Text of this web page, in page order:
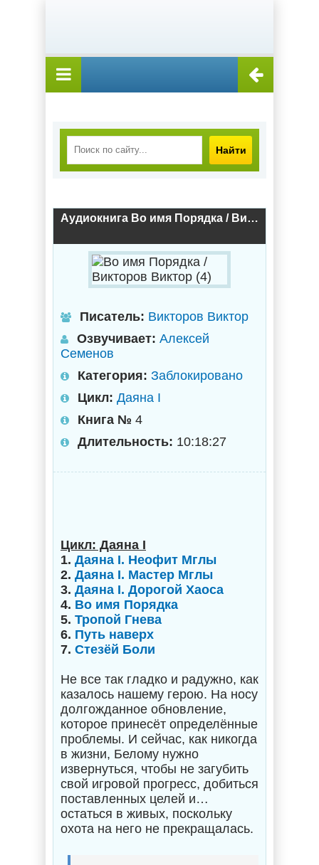
Найти
Аудиокнига Во имя Порядка / Викторов Виктор (4)
Писатель: Викторов Виктор
Озвучивает: Алексей
Семенов
Категория: Заблокировано
Цикл: Даяна I
Книга № 4
Длительность: 10:18:27
Цикл: Даяна I
1. Даяна I. Неофит Мглы
2. Даяна I. Мастер Мглы
3. Даяна I. Дорогой Хаоса
4. Во имя Порядка
5. Тропой Гнева
6. Путь наверх
7. Стезёй Боли
Не все так гладко и радужно, как
казалось нашему герою. На носу
долгожданное обновление,
которое принесёт определённые
проблемы. И сейчас, как никогда
в жизни, Белому нужно
извернуться, чтобы не загубить
свой игровой прогресс, добиться
поставленных целей и…
остаться в живых, поскольку
охота на него не прекращалась.